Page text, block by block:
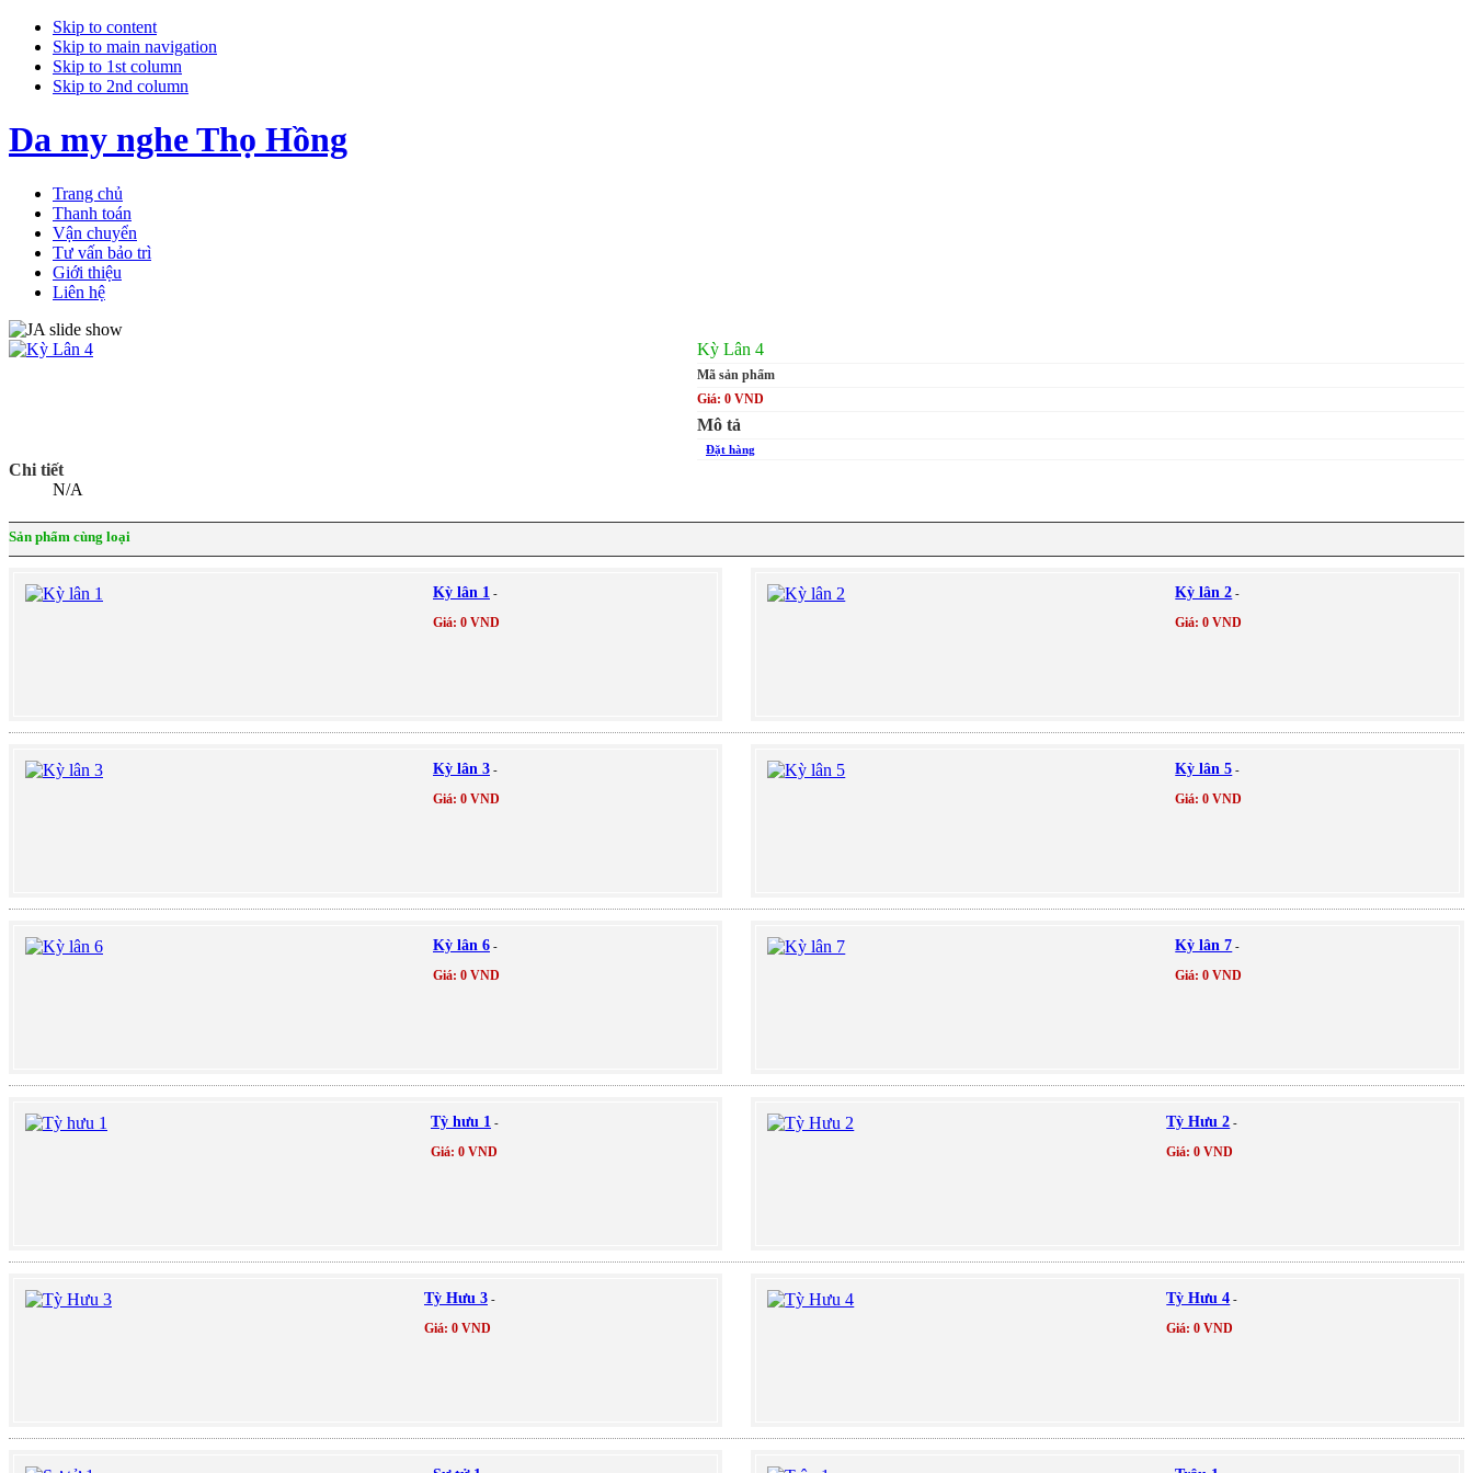
Skip to content
Skip to main navigation
Skip to 1st column
Skip to 2nd column
Da my nghe Thọ Hồng
Trang chủ
Thanh toán
Vận chuyển
Tư vấn bảo trì
Giới thiệu
Liên hệ
Kỳ Lân 4
Mã sản phẩm
Giá: 0 VND
Mô tả
Đặt hàng
Chi tiết
N/A
Sản phẩm cùng loại
Kỳ lân 1 -
Giá: 0 VND
Kỳ lân 2 -
Giá: 0 VND
Kỳ lân 3 -
Giá: 0 VND
Kỳ lân 5 -
Giá: 0 VND
Kỳ lân 6 -
Giá: 0 VND
Kỳ lân 7 -
Giá: 0 VND
Tỳ hưu 1 -
Giá: 0 VND
Tỳ Hưu 2 -
Giá: 0 VND
Tỳ Hưu 3 -
Giá: 0 VND
Tỳ Hưu 4 -
Giá: 0 VND